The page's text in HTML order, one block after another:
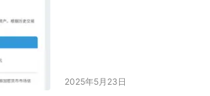
2025年5月23日